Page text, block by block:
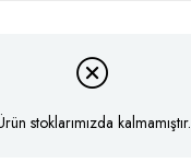
stoklarımızda kalmamıştır.